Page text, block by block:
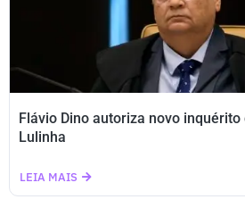
Flávio Dino autoriza novo
Lulinha
LEIA MAIS